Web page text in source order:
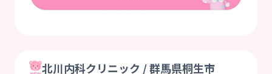
北川内科クリニック / 群馬県桐生市